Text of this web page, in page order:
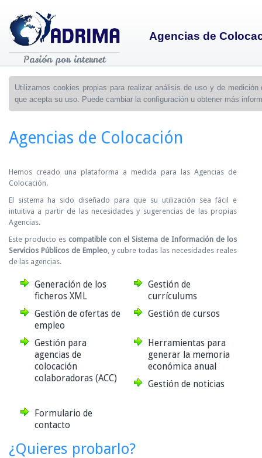
Pasión por internet
Agencias de
Utilizamos cookies propias para realizar análisis de uso y de
que acepta su uso. Puede cambiar la configuración u obtener más
Agencias de Colocación
Hemos creado una plataforma a medida para las Agencias de
Colocación.
El sistema ha sido diseñado para que su utilización sea fácil e
intuitiva a partir de las necesidades y sugerencias de las propias
Agencias.
Este producto es compatible con el Sistema de Información de los
Servicios Públicos de Empleo, y cubre todas las necesidades reales
de las agencias.
Generación de los
ficheros XML
Gestión de
currículums
Gestión de ofertas de
empleo
Gestión de cursos
Gestión para
agencias de
colocación
colaboradoras (ACC)
Herramientas para
generar la memoria
económica anual
Gestión de noticias
Formulario de
contacto
¿Quieres probarlo?